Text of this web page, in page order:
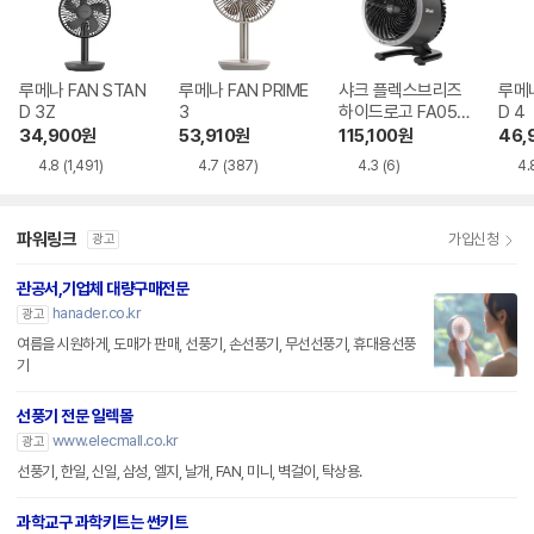
루메나 FAN STAN
D 3Z
34,900원
4.8 (1,491)
루메나 FAN PRIME
3
53,910원
4.7 (387)
샤크 플렉스브리즈
하이드로고 FA050
KR
115,100원
4.3 (6)
루메
D 4
파워링크 광고 가입신청
관공서,기업체 대량구매전문
광고
hanader.co.kr
여름을 시원하게, 도매가 판매, 선풍기, 손선풍기, 무선선풍기, 휴대용선풍
기
선풍기 전문 일렉몰
광고 www.elecmall.co.kr
선풍기, 한일, 신일, 삼성, 엘지, 날개, FAN, 미니, 벽걸이, 탁상용.
과학교구 과학키트는 썬키트